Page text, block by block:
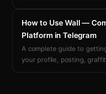
How to Use Wall —
Platform in Telegram
A complete guide to
your profile, posting,